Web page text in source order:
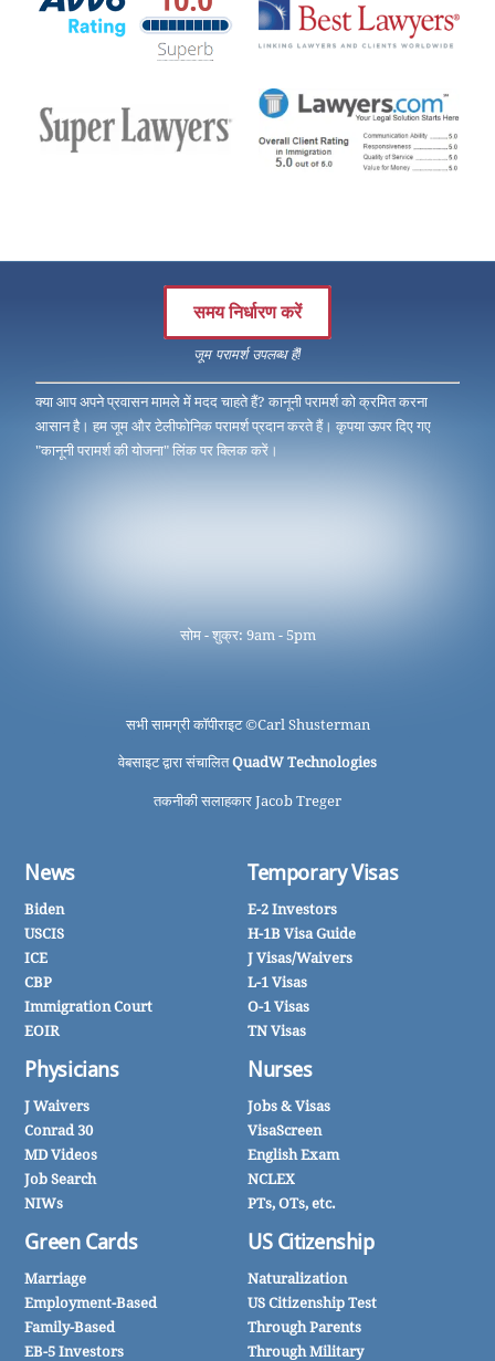
समय निर्धारण करें
जूम परामर्श उपलब्ध हैं!
क्या आप अपने प्रवासन मामले में मदद चाहते हैं? कानूनी परामर्श को क्रमित करना
आसान है। हम जूम और टेलीफोनिक परामर्श प्रदान करते हैं। कृपया ऊपर दिए गए
"कानूनी परामर्श की योजना" लिंक पर क्लिक करें।
सोम - शुक्र: 9am - 5pm
सभी सामग्री कॉपीराइट ©Carl Shusterman
वेबसाइट द्वारा संचालितQuadW Technologies
तकनीकी सलाहकार Jacob Treger
News
Biden
USCIS
ICE
CBP
Immigration Court
EOIR
Physicians
J Waivers
Conrad 30
MD Videos
Job Search
NIWs
Green Cards
Marriage
Employment-Based
Family-Based
EB-5 Investors
Temporary Visas
E-2 Investors
H-1B Visa Guide
J Visas/Waivers
L-1 Visas
O-1 Visas
TN Visas
Nurses
Jobs & Visas
VisaScreen
English Exam
NCLEX
PTs, OTs, etc.
US Citizenship
Naturalization
US Citizenship Test
Through Parents
Through Military